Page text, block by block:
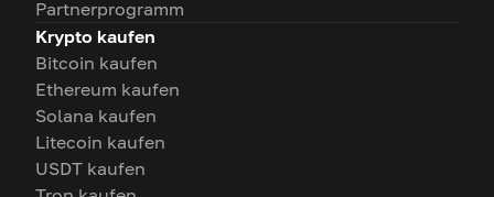
Partnerprogramm
Krypto kaufen
Bitcoin kaufen
Ethereum kaufen
Solana kaufen
Litecoin kaufen
USDT kaufen